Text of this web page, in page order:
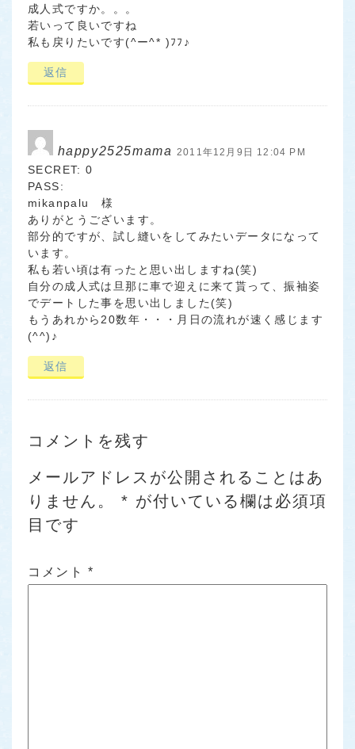
成人式ですか。。。
若いって良いですね
私も戻りたいです(^ー^* )ﾌﾌ♪
返信
happy2525mama 2011年12月9日 12:04 PM
SECRET: 0
PASS:
mikanpalu 様
ありがとうございます。
部分的ですが、試し縫いをしてみたいデータになって
います。
私も若い頃は有ったと思い出しますね(笑)
自分の成人式は旦那に車で迎えに来て貰って、振袖姿
でデートした事を思い出しました(笑)
もうあれから20数年・・・月日の流れが速く感じます
(^^)♪
返信
コメントを残す
メールアドレスが公開されることはあ
りません。
* が付いている欄は必須項
目です
コメント *